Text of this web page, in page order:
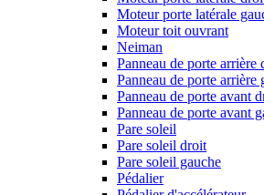
Moteur porte latérale
Moteur toit ouvrant
Neiman
Panneau de porte arrière
Panneau de porte arrière
Panneau de porte avant
Panneau de porte avant
Pare soleil
Pare soleil droit
Pare soleil gauche
Pédalier